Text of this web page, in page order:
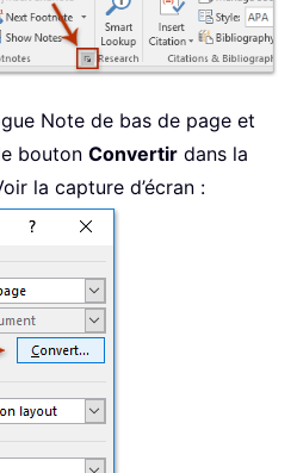
Note de bas de page et
bouton Convertir dans la
la capture d’écran :